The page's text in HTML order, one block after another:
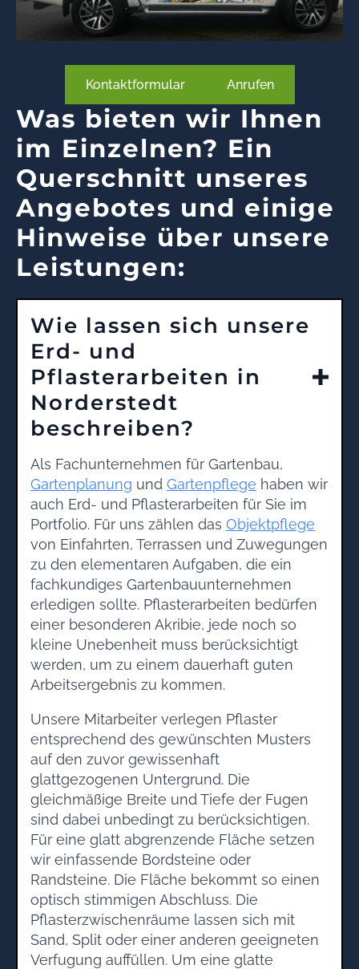
Kontaktformular Anrufen
Was bieten wir Ihnen
im Einzelnen? Ein
Querschnitt unseres
Angebotes und einige
Hinweise über unsere
Leistungen:
Wie lassen sich unsere
Erd- und
Pflasterarbeiten in
Norderstedt
beschreiben?
Als Fachunternehmen für Gartenbau,
Gartenplanung und Gartenpflege haben wir
auch Erd- und Pflasterarbeiten für Sie im
Portfolio. Für uns zählen das Objektpflege
von Einfahrten, Terrassen und Zuwegungen
zu den elementaren Aufgaben, die ein
fachkundiges Gartenbauunternehmen
erledigen sollte. Pflasterarbeiten bedürfen
einer besonderen Akribie, jede noch so
kleine Unebenheit muss berücksichtigt
werden, um zu einem dauerhaft guten
Arbeitsergebnis zu kommen.
Unsere Mitarbeiter verlegen Pflaster
entsprechend des gewünschten Musters
auf den zuvor gewissenhaft
glattgezogenen Untergrund. Die
gleichmäßige Breite und Tiefe der Fugen
sind dabei unbedingt zu berücksichtigen.
Für eine glatt abgrenzende Fläche setzen
wir einfassende Bordsteine oder
Randsteine. Die Fläche bekommt so einen
optisch stimmigen Abschluss. Die
Pflasterzwischenräume lassen sich mit
Sand, Split oder einer anderen geeigneten
Verfugung auffüllen. Um eine glatte